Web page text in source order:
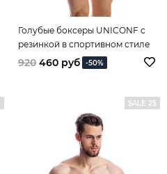
Голубые боксеры UNICONF с
резинкой в спортивном стиле
920 460 руб -50%
SALE 25